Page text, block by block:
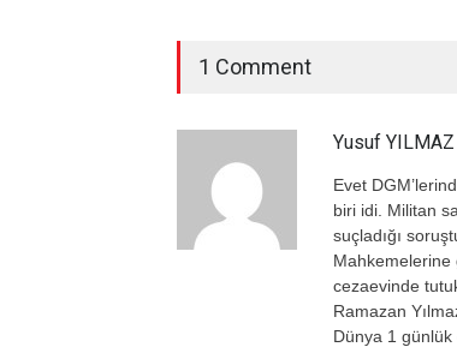
1 Comment
Yusuf YILMAZ
Evet
biri idi. Militan
suçladığı
Mahkemelerine
cezaevinde
Ramazan
Dünya 1